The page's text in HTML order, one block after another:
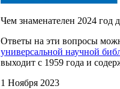
Чем знаменателен 2024 год
Ответы на эти вопросы
универсальной научной
выходит с 1959 года и
1 Ноября 2023